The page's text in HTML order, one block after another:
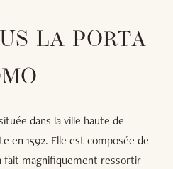
LA PORTA
dans la ville haute de
en 1592. Elle est composée de
fait magnifiquement ressortir